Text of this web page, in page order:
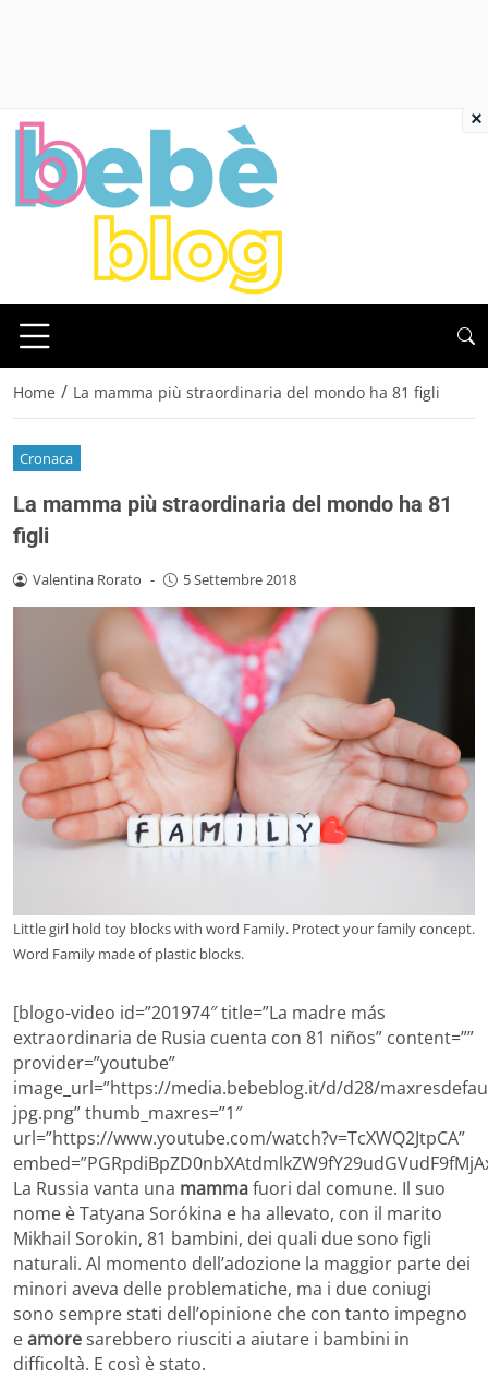
Home / La mamma più straordinaria del mondo ha 81 figli
Cronaca
La mamma più straordinaria del mondo ha 81
figli
Valentina Rorato - 5 Settembre 2018
Little girl hold toy blocks with word Family. Protect your family concept.
Word Family made of plastic blocks.
[blogo-video id=”201974″ title=”La madre más
extraordinaria de Rusia cuenta con 81 niños” content=””
provider=”youtube”
image_url=”https://media.bebeblog.it/d/d28/
jpg.png” thumb_maxres=”1″
url=”https://www.youtube.com/watch?v=TcXWQ2JtpCA”
La Russia vanta una mammafuori dal comune. Il suo
nome è Tatyana Sorókina e ha allevato, con il marito
Mikhail Sorokin, 81 bambini, dei quali due sono figli
naturali. Al momento dell’adozione la maggior parte dei
minori aveva delle problematiche, ma i due coniugi
sono sempre stati dell’opinione che con tanto impegno
eamoresarebbero riusciti a aiutare i bambini in
difficoltà. E così è stato.
×